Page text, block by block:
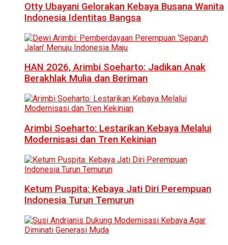
Otty Ubayani Gelorakan Kebaya Busana Wanita
Indonesia Identitas Bangsa
HAN 2026, Arimbi Soeharto: Jadikan Anak
Berakhlak Mulia dan Beriman
Arimbi Soeharto: Lestarikan Kebaya Melalui
Modernisasi dan Tren Kekinian
Ketum Puspita: Kebaya Jati Diri Perempuan
Indonesia Turun Temurun